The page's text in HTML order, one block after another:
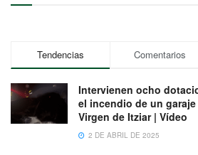
Tendencias Comentarios
Intervienen ocho
el incendio de un
Virgen de Itziar | Vídeo
2 DE ABRIL DE 2025